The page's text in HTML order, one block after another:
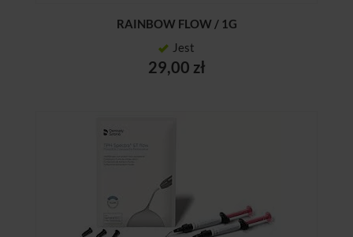
RAINBOW FLOW / 1G
Jest
29,00 zł